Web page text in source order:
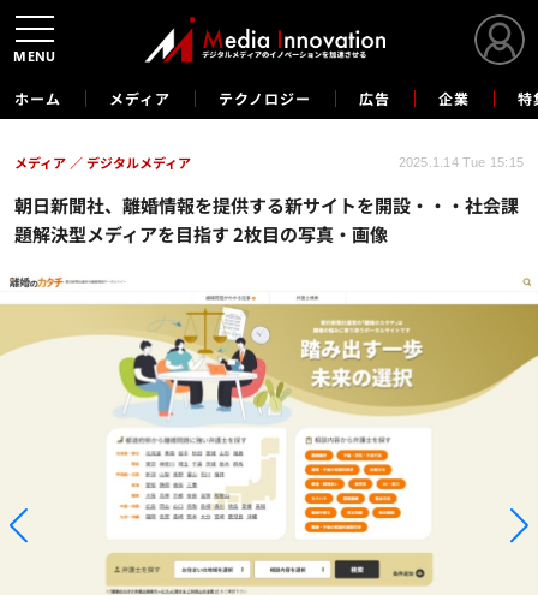
ホーム メディア テクノロジー 広告 企業 特
朝日新聞社、離婚情報を提供する新サイトを開設・・・社会課
題解決型メディアを目指す 2枚目の写真・画像
メディア デジタルメディア 2025.1.14 Tue 15:15
MENU